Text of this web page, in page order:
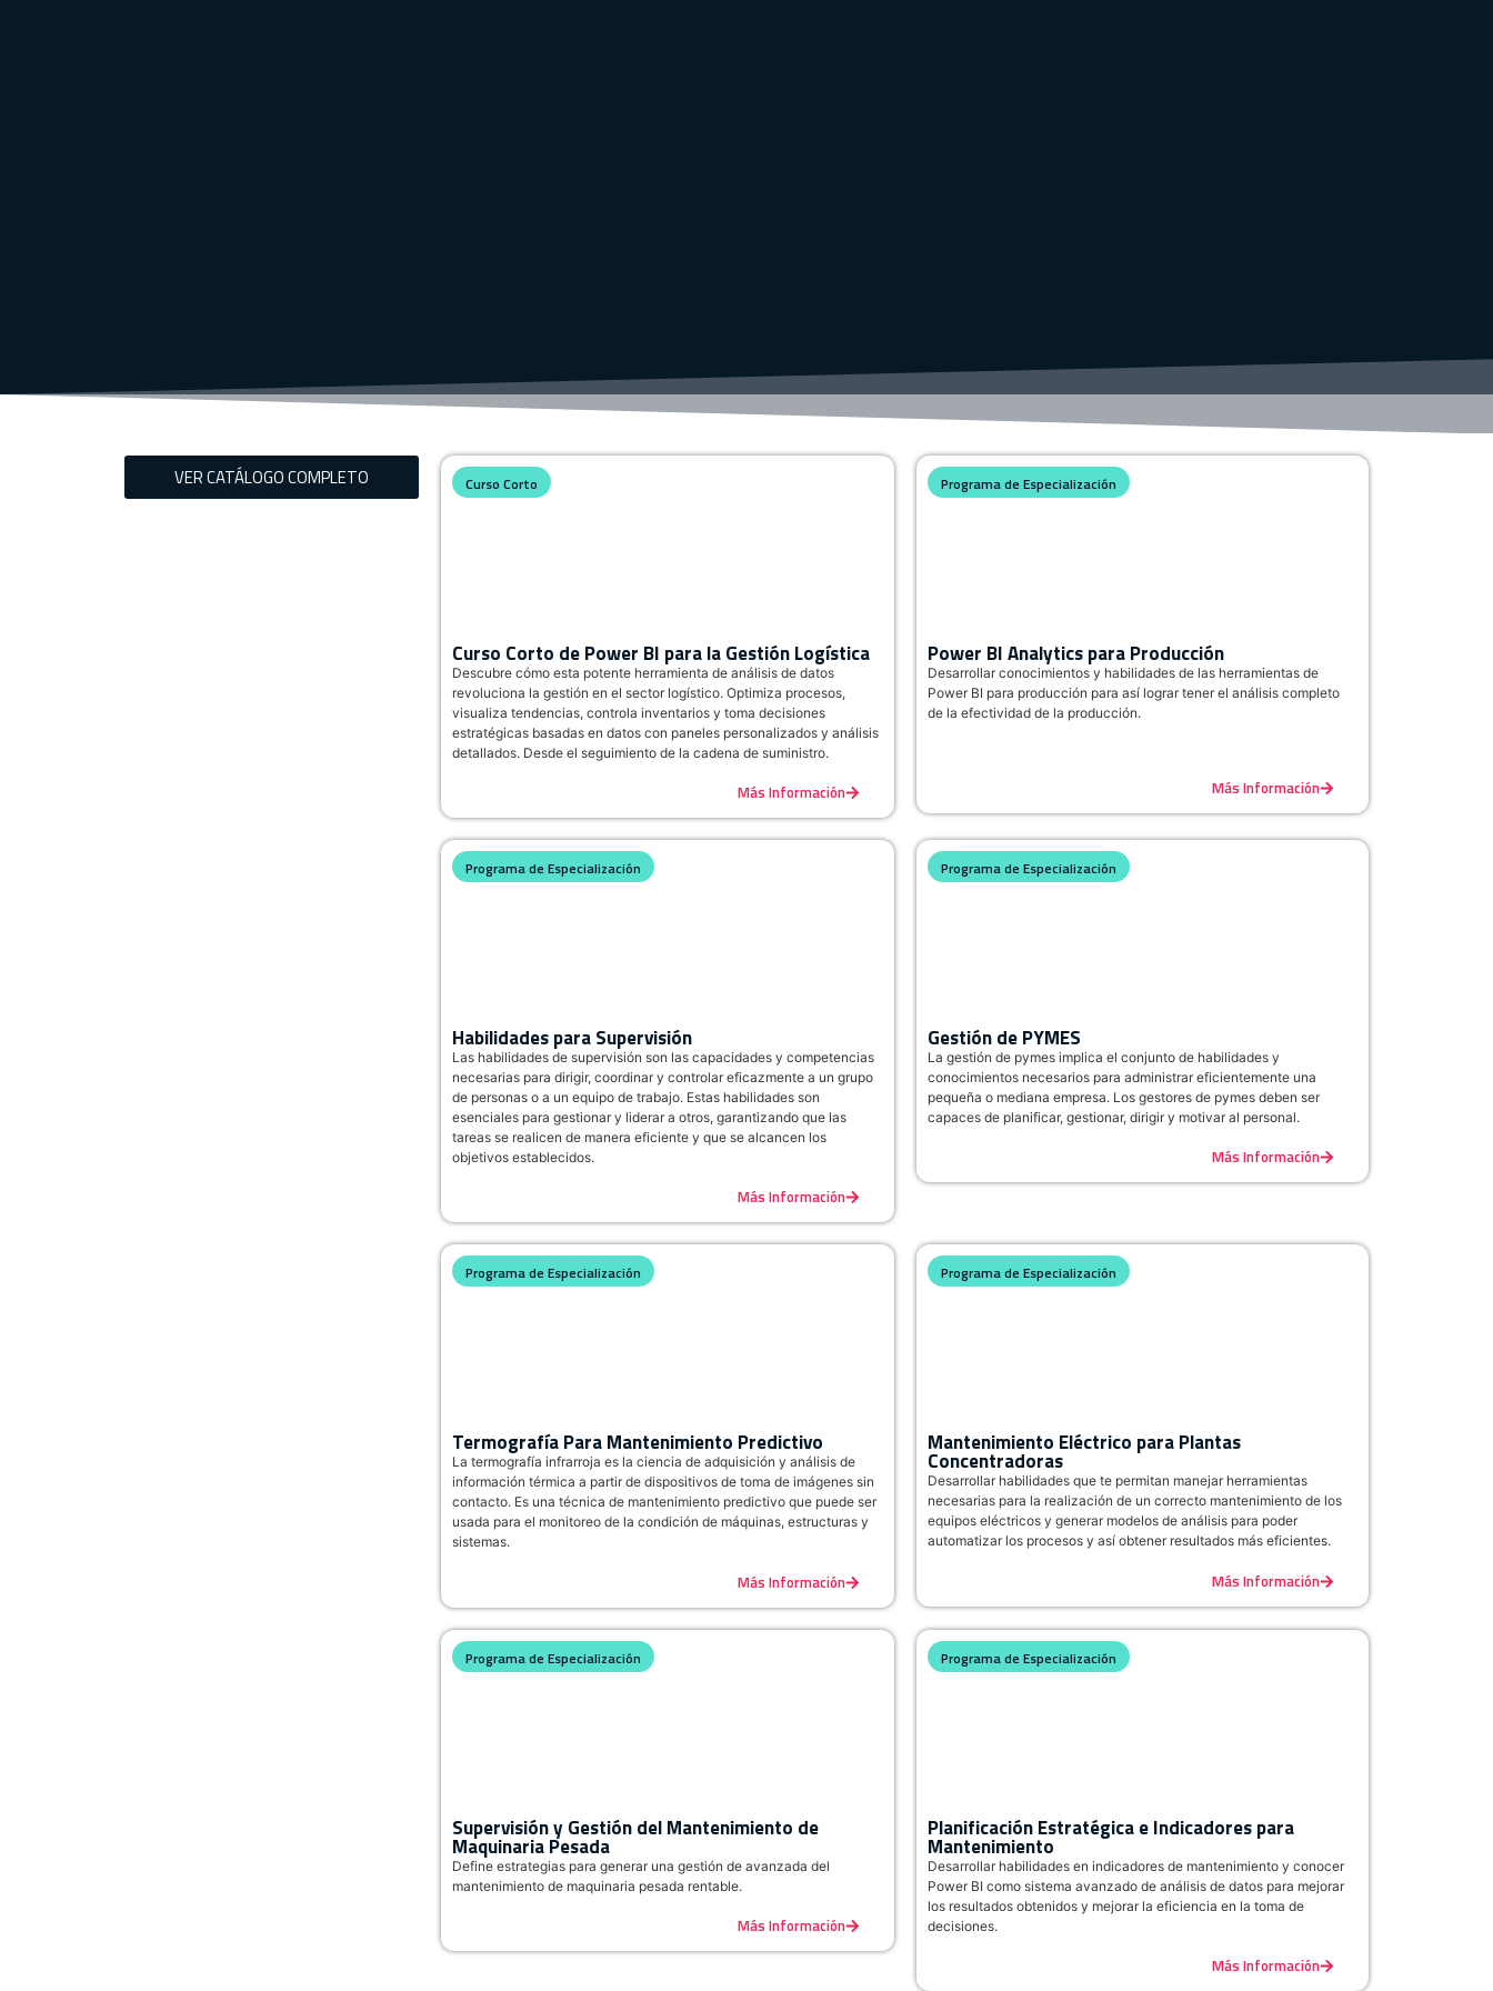
VER CATÁLOGO COMPLETO Curso Corto
Curso Corto de Power BI para la Gestión Logística
Descubre cómo esta potente herramienta de análisis de datos
revoluciona la gestión en el sector logístico. Optimiza procesos,
visualiza tendencias, controla inventarios y toma decisiones
estratégicas basadas en datos con paneles personalizados y análisis
detallados. Desde el seguimiento de la cadena de suministro.
Más Información
Programa de Especialización
Power BI Analytics para Producción
Desarrollar conocimientos y habilidades de las herramientas de
Power BI para producción para así lograr tener el análisis completo
de la efectividad de la producción.
Más Información
Programa de Especialización
Habilidades para Supervisión
Las habilidades de supervisión son las capacidades y competencias
necesarias para dirigir, coordinar y controlar eficazmente a un grupo
de personas o a un equipo de trabajo. Estas habilidades son
esenciales para gestionar y liderar a otros, garantizando que las
tareas se realicen de manera eficiente y que se alcancen los
objetivos establecidos.
Más Información
Programa de Especialización
Gestión de PYMES
La gestión de pymes implica el conjunto de habilidades y
conocimientos necesarios para administrar eficientemente una
pequeña o mediana empresa. Los gestores de pymes deben ser
capaces de planificar, gestionar, dirigir y motivar al personal.
Más Información
Programa de Especialización
Termografía Para Mantenimiento Predictivo
La termografía infrarroja es la ciencia de adquisición y análisis de
información térmica a partir de dispositivos de toma de imágenes sin
contacto. Es una técnica de mantenimiento predictivo que puede ser
usada para el monitoreo de la condición de máquinas, estructuras y
sistemas.
Más Información
Programa de Especialización
Mantenimiento Eléctrico para Plantas
Concentradoras
Desarrollar habilidades que te permitan manejar herramientas
necesarias para la realización de un correcto mantenimiento de los
equipos eléctricos y generar modelos de análisis para poder
automatizar los procesos y así obtener resultados más eficientes.
Más Información
Programa de Especialización
Supervisión y Gestión del Mantenimiento de
Maquinaria Pesada
Define estrategias para generar una gestión de avanzada del
mantenimiento de maquinaria pesada rentable.
Más Información
Programa de Especialización
Planificación Estratégica e Indicadores para
Mantenimiento
Desarrollar habilidades en indicadores de mantenimiento y conocer
Power BI como sistema avanzado de análisis de datos para mejorar
los resultados obtenidos y mejorar la eficiencia en la toma de
decisiones.
Más Información